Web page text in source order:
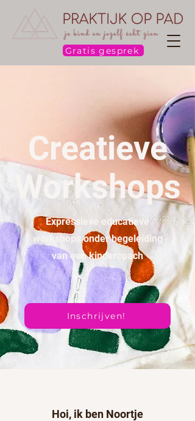
Gratis gesprek
Creatieve
Workshops
Expressieve educatieve
workshopsonder begeleiding
van een kindercoach
Inschrijven!
Hoi, ik ben Noortje